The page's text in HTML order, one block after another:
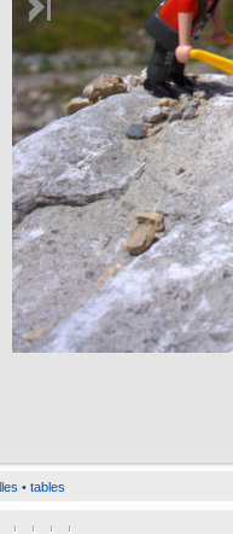
• tables